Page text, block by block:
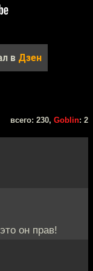
в Дзен
всего: 230, Goblin: 2
он прав!